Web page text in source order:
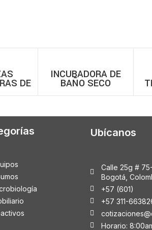
DE
99
INCUBADORA DE
BAÑO SECO
BIOBASE – DBI-II
Ubícanos
Calle 25g #
Bogotá,
+57 (601)
+57 311-
Horario: